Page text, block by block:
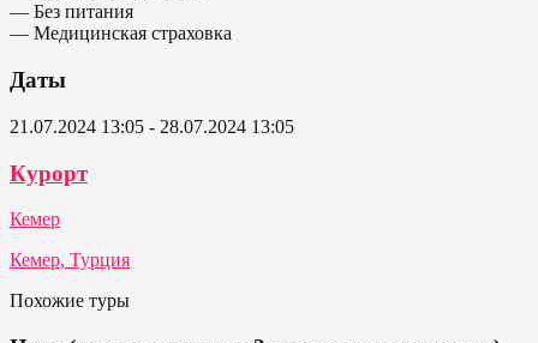
— Без питания
— Медицинская страховка
Даты
21.07.2024 13:05 - 28.07.2024 13:05
Курорт
Кемер
Кемер, Турция
Похожие туры